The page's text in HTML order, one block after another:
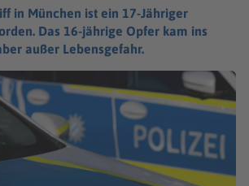
in München ist ein 17-Jähriger
Das 16-jährige Opfer kam ins
außer Lebensgefahr.